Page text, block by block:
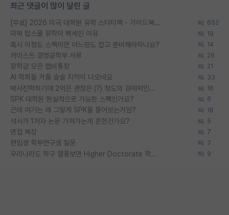
최근 댓글이 많이 달린 글
[무료] 2026 미국 대학원 유학 스타터팩 - 가이드북 & 합격자 컨택메일 템플릿 652
미박 탑스쿨 유학이 빡세진 이유 19
혹시 이정도 스펙이면 어느정도 잡고 준비해야하나요? 14
카이스트 경영공학부 서류 29
장학금 모은 랩비통장 21
AI 학회들 거품 슬슬 지적이 나오네요 33
박사진학하기에 2억은 괜찮은 (?) 정도의 경제력인가요 16
SPK 대학원 현실적으로 가능한 스펙인가요? 6
근데 여기는 왜 그렇게 SPK를 물어보는거임? 18
석사가 1저자 논문 가져가는게 흔한건가요? 5
면접 복장 7
편입생 학부연구생 질문 7
우리나라도 학구 열풍보면 Higher Doctorate 학위가 필요하다고 봅니다. 9